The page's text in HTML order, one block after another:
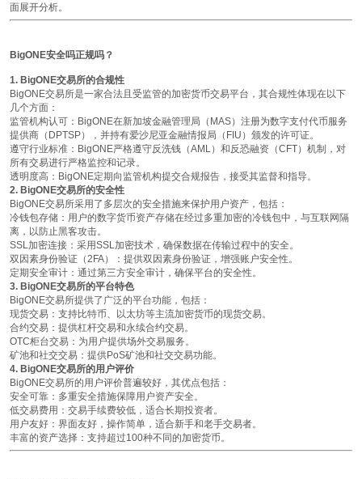
面展开分析。
BigONE安全吗正规吗？
1. BigONE交易所的合规性
BigONE交易所是一家合法且受监管的加密货币交易平台，其合规性体现在以下
几个方面：
监管机构认可 ：BigONE在新加坡金融管理局（MAS）注册为数字支付代币服务
提供商（DPTSP），并持有爱沙尼亚金融情报局（FIU）颁发的许可证。
遵守行业标准 ：BigONE严格遵守反洗钱（AML）和反恐融资（CFT）机制，对
所有交易进行严格监控和记录。
透明度高 ：BigONE定期向监管机构提交合规报告，接受其监督和指导。
2. BigONE交易所的安全性
BigONE交易所采用了多层次的安全措施来保护用户资产，包括：
冷钱包存储 ：用户的数字货币资产存储在经过多重加密的冷钱包中，与互联网隔
离，以防止黑客攻击。
SSL加密连接 ：采用SSL加密技术，确保数据在传输过程中的安全。
双因素身份验证（2FA）
：提供双因素身份验证，增强账户安全性。
定期安全审计 ：通过第三方安全审计，确保平台的安全性。
3. BigONE交易所的平台特色
BigONE交易所提供了广泛的平台功能，包括：
现货交易 ：支持比特币、以太坊等主流加密货币的现货交易。
合约交易 ：提供杠杆交易和永续合约交易。
OTC柜台交易 ：为用户提供场外交易服务。
矿池和社交交易 ：提供PoS矿池和社交交易功能。
4. BigONE交易所的用户评价
BigONE交易所的用户评价普遍较好，其优点包括：
安全可靠 ：多重安全措施保障用户资产安全。
低交易费用 ：交易手续费较低，适合长期投资者。
用户友好 ：界面友好，操作简单，适合新手和老手交易者。
丰富的资产选择 ：支持超过100种不同的加密货币。